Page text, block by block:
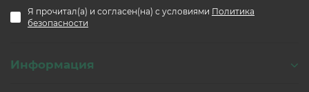
Я прочитал(а) и согласен(на) с условиями Политика
безопасности
Информация